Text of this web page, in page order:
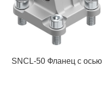
SNCL-50 Фланец с осью